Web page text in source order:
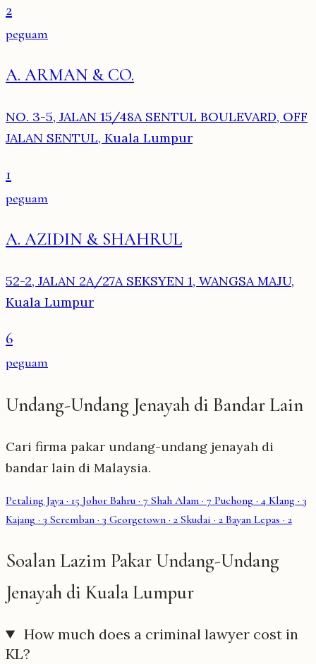
2
peguam
A. ARMAN & CO.
NO. 3-5, JALAN 15/48A SENTUL BOULEVARD, OFF
JALAN SENTUL, Kuala Lumpur
1
peguam
A. AZIDIN & SHAHRUL
52-2, JALAN 2A/27A SEKSYEN 1, WANGSA MAJU,
Kuala Lumpur
6
peguam
Undang-Undang Jenayah di Bandar Lain
Cari firma pakar undang-undang jenayah di
bandar lain di Malaysia.
Petaling Jaya· 15 Johor Bahru · 7 Shah Alam · 7 Puchong · 4 Klang · 3
Kajang · 3 Seremban · 3 Georgetown · 2 Skudai · 2 Bayan Lepas · 2
Soalan Lazim Pakar Undang-Undang
Jenayah di Kuala Lumpur
How much does a criminal lawyer cost in
KL?